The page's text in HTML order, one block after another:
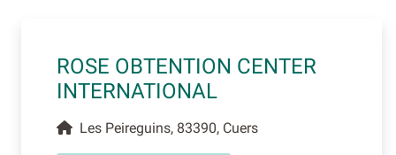
ROSE OBTENTION CENTER
INTERNATIONAL
Les Peireguins, 83390, Cuers